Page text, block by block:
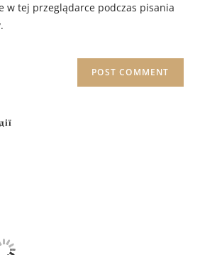
w tej przeglądarce podczas pisania